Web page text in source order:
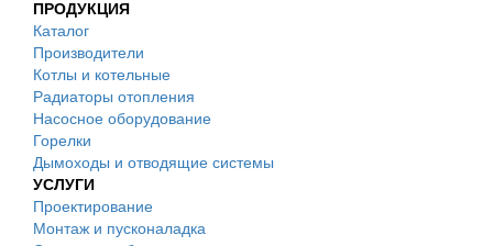
ПРОДУКЦИЯ
Каталог
Производители
Котлы и котельные
Радиаторы отопления
Насосное оборудование
Горелки
Дымоходы и отводящие системы
УСЛУГИ
Проектирование
Монтаж и пусконаладка